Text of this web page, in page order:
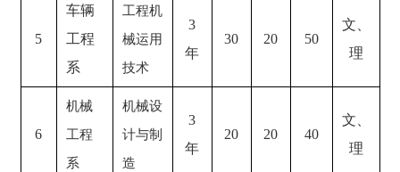
5
车辆
工程
系
工程机
械运用
技术
3
年
30 20 50
文、
理
6
机械
工程
系
机械设
计与制
造
3
年
20 20 40
文、
理